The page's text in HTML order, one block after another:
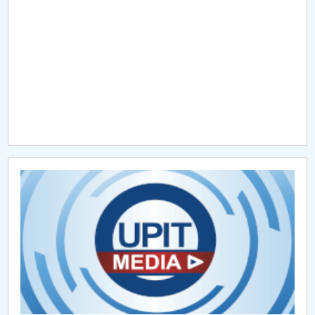
Chestionar angajabilitate ALUMNI – UPB
CAR2026
MENIU CANTINA
O NOUĂ REALITATE: De ce panica este cel mai rău
lucru care se poate întâmpla?